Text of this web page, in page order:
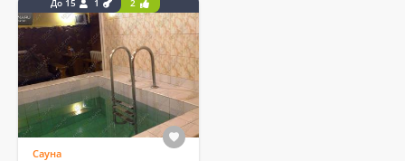
До 15 1 2
Сауна